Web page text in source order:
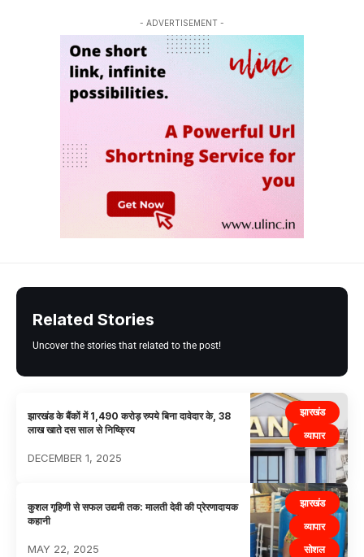
- ADVERTISEMENT -
Related Stories
Uncover the stories that related to the post!
झारखंड
व्यापार
झारखंड के बैंकों में 1,490 करोड़ रुपये बिना दावेदार के, 38
लाख खाते दस साल से निष्क्रिय
DECEMBER 1, 2025
झारखंड
व्यापार
सोशल
कुशल गृहिणी से सफल उद्यमी तक: मालती देवी की प्रेरणादायक
कहानी
MAY 22, 2025